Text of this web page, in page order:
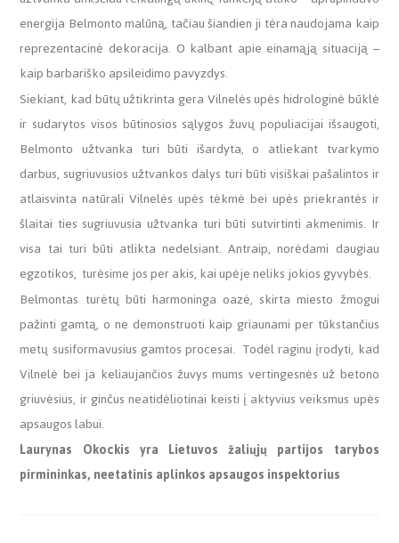
energija Belmonto malūną, tačiau šiandien ji tėra naudojama kaip
reprezentacinė dekoracija. O kalbant apie einamąją situaciją –
kaip barbariško apsileidimo pavyzdys.
Siekiant, kad būtų užtikrinta gera Vilnelės upės hidrologinė būklė
ir sudarytos visos būtinosios sąlygos žuvų populiacijai išsaugoti,
Belmonto užtvanka turi būti išardyta, o atliekant tvarkymo
darbus, sugriuvusios užtvankos dalys turi būti visiškai pašalintos ir
atlaisvinta natūrali Vilnelės upės tėkmė bei upės priekrantės ir
šlaitai ties sugriuvusia užtvanka turi būti sutvirtinti akmenimis. Ir
visa tai turi būti atlikta nedelsiant. Antraip, norėdami daugiau
egzotikos, turėsime jos per akis, kai upėje neliks jokios gyvybės.
Belmontas turėtų būti harmoninga oazė, skirta miesto žmogui
pažinti gamtą, o ne demonstruoti kaip griaunami per tūkstančius
metų susiformavusius gamtos procesai. Todėl raginu įrodyti, kad
Vilnelė bei ja keliaujančios žuvys mums vertingesnės už betono
griuvėsius, ir ginčus neatidėliotinai keisti į aktyvius veiksmus upės
apsaugos labui.
Laurynas Okockis yra Lietuvos žaliųjų partijos tarybos
pirmininkas, neetatinis aplinkos apsaugos inspektorius